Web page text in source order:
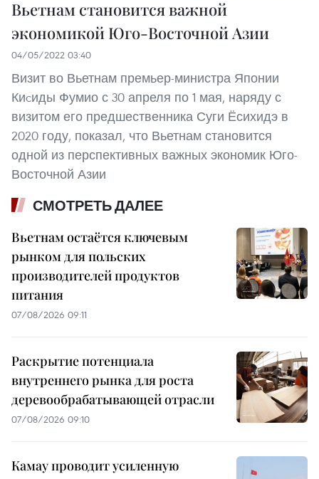
Вьетнам становится важной
экономикой Юго-Восточной Азии
04/05/2022 03:40
Визит во Вьетнам премьер-министра Японии
Киcиды Фумио с 30 апреля по 1 мая, наряду с
визитом его предшественника Суги Ёсихидэ в
2020 году, показал, что Вьетнам становится
одной из перспективных важных экономик Юго-
Восточной Азии
СМОТРЕТЬ ДАЛЕЕ
Вьетнам остаётся ключевым
рынком для польских
производителей продуктов
питания
07/08/2026 09:11
Раскрытие потенциала
внутреннего рынка для роста
деревообрабатывающей отрасли
07/08/2026 09:10
Камау проводит усиленную